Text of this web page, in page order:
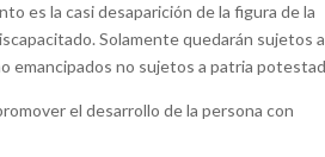
es la casi desaparición de la figura de la
Solamente quedarán sujetos a
emancipados no sujetos a patria
el desarrollo de la persona con